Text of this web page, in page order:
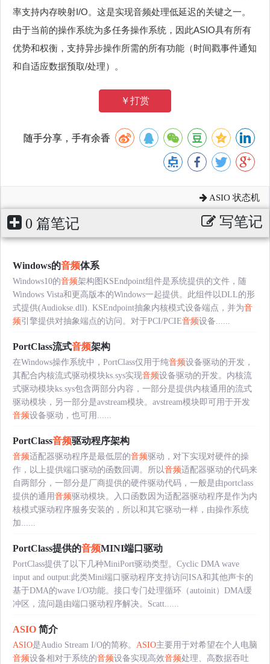
率支持内存映射I/O。这是实现音频处理低延迟的关键之一。
由于当前的操作系统为多任务操作系统，因此ASIO具有所有
优势和权衡，支持异步操作所需的所有功能（时间戳事件通知
和自适应数据预取/处理）。
￥打赏
随手分享，手有余香
ASIO 状态机
0 篇笔记 写笔记
Windows的音频体系
Windows10的音频架构图KSEndpoint组件是系统提供的文件，随
Windows Vista和更高版本的Windows一起提供。此组件以DLL的形
式提供(Audiokse.dll). KSEndpoint抽象内核模式设备端点，并为音
频引擎提供对抽象端点的访问。对于PCI/PCIE音频设备......
PortClass流式音频架构
在Windows操作系统中，PortClass仅用于纯音频设备驱动的开发，
其配合内核流式驱动模块ks.sys实现音频设备驱动的开发。内核流
式驱动模块ks.sys包含两部分内容，一部分是提供内核通用的流式
驱动模块，另一部分是avstream模块。avstream模块即可用于开发
音频设备驱动，也可用......
PortClass音频驱动程序架构
音频适配器驱动程序是最低层的音频驱动，对下实现对硬件的操
作，以上提供端口驱动的函数回调。所以音频适配器驱动的代码来
自两部分，一部分是厂商提供的硬件驱动代码，一般是由portclass
提供的通用音频驱动模块。入口函数因为适配器驱动程序是作为内
核模式驱动程序服务安装的，所以和其它驱动一样，由操作系统
加......
PortClass提供的音频MINI端口驱动
PortClass提供了以下几种MiniPort驱动类型。Cyclic DMA wave
input and output:此类Mini端口驱动程序支持访问ISA和其他声卡的
基于DMA的wave I/O功能。接口专门处理循环（autoinit）DMA缓
冲区，流问题由端口驱动程序解决。Scatt......
ASIO 简介
ASIO是Audio Stream I/O的简称。 ASIO主要用于对希望在个人电脑
音频设备相对于系统的音频设备实现高效音频处理、高数据吞吐